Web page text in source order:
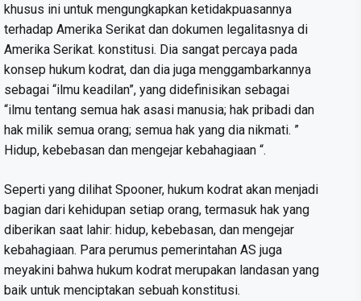
khusus ini untuk mengungkapkan ketidakpuasannya
terhadap Amerika Serikat dan dokumen legalitasnya di
Amerika Serikat. konstitusi. Dia sangat percaya pada
konsep hukum kodrat, dan dia juga menggambarkannya
sebagai “ilmu keadilan”, yang didefinisikan sebagai
“ilmu tentang semua hak asasi manusia; hak pribadi dan
hak milik semua orang; semua hak yang dia nikmati. ”
Hidup, kebebasan dan mengejar kebahagiaan “.
Seperti yang dilihat Spooner, hukum kodrat akan menjadi
bagian dari kehidupan setiap orang, termasuk hak yang
diberikan saat lahir: hidup, kebebasan, dan mengejar
kebahagiaan. Para perumus pemerintahan AS juga
meyakini bahwa hukum kodrat merupakan landasan yang
baik untuk menciptakan sebuah konstitusi.